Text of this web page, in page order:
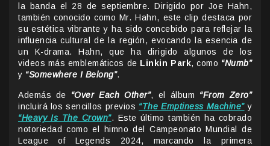
la banda el 28 de septiembre. Dirigido por Joe Hahn,
también conocido como Mr. Hahn, este clip destaca por
su estética vibrante y ha sido concebido para reflejar la
influencia cultural de la región, evocando la esencia de
un K-drama. Hahn, que ha dirigido algunos de los
videos más emblemáticos de Linkin Park, como “Numb”
y “Somewhere I Belong”.
Además de “Over Each Other”, el álbum “From Zero”
incluirá los sencillos previos “The Emptiness Machine”y
“Heavy Is The Crown”. Este último también ha cobrado
notoriedad como el himno del Campeonato Mundial de
League of Legends 2024, marcando la primera